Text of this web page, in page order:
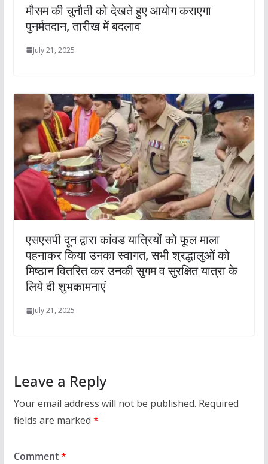
मौसम की चुनौती को देखते हुए आयोग कराएगा
पुनर्मतदान, तारीख में बदलाव
July 21, 2025
एसएसपी दून द्वारा कांवड यात्रियों को फूल माला
पहनाकर किया उनका स्वागत, सभी श्रद्धालुओं को
मिष्ठान वितरित कर उनकी सुगम व सुरक्षित यात्रा के
लिये दी शुभकामनाएं
July 21, 2025
Leave a Reply
Your email address will not be published. Required
fields are marked *
Comment*